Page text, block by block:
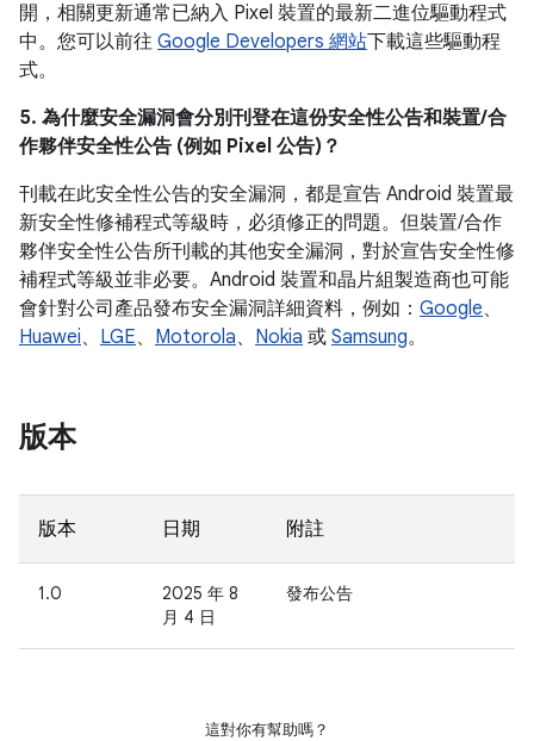
開，相關更新通常已納入 Pixel 裝置的最新二進位驅動程式
中。您可以前往 Google Developers 網站下載這些驅動程
式。
5. 為什麼安全漏洞會分別刊登在這份安全性公告和裝置/合
作夥伴安全性公告 (例如 Pixel 公告)？
刊載在此安全性公告的安全漏洞，都是宣告 Android 裝置最
新安全性修補程式等級時，必須修正的問題。但裝置/合作
夥伴安全性公告所刊載的其他安全漏洞，對於宣告安全性修
補程式等級並非必要。Android 裝置和晶片組製造商也可能
會針對公司產品發布安全漏洞詳細資料，例如： Google、
Huawei、 LGE、 Motorola、 Nokia 或 Samsung。
版本
版本 日期 附註
1.0
2025 年 8
月 4 日
發布公告
這對你有幫助嗎？